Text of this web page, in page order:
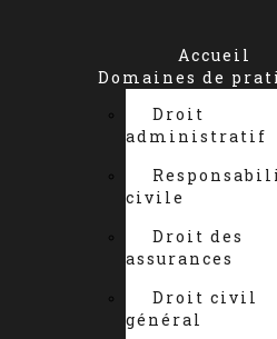
Accueil
Domaines de
Droit
administratif
civile
Droit des
assurances
Droit civil
général